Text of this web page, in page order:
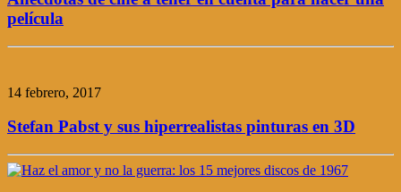
película
14 febrero, 2017
Stefan Pabst y sus hiperrealistas pinturas en 3D